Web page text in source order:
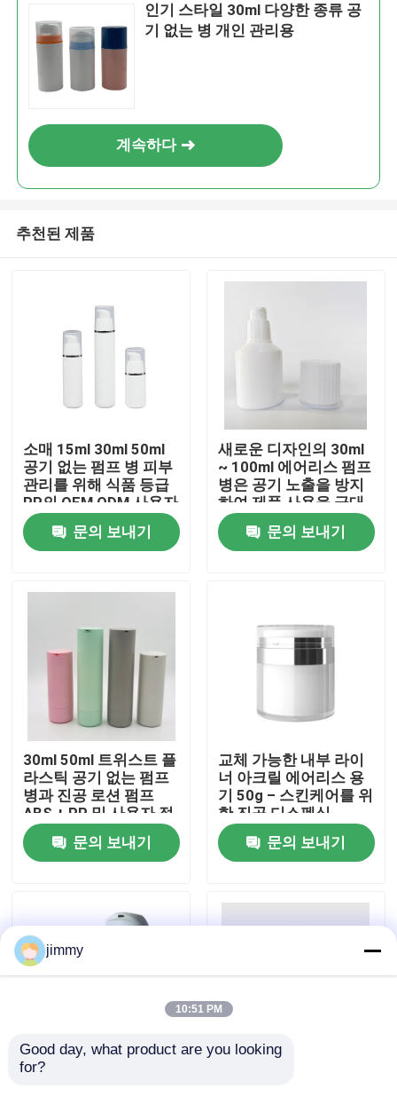
제품
동영상
우리에 대하여
공장 여행
연락주세요
경우
인기 스타일 30ml 다양한 종류 공
기 없는 병 개인 관리용
계속하다
추천된 제품
소매 15ml 30ml 50ml
공기 없는 펌프 병 피부
관리를 위해 식품 등급
PP의 OEM ODM 사용자
정의
문의 보내기
새로운 디자인의 30ml
~ 100ml 에어리스 펌프
병은 공기 노출을 방지
하여 제품 사용을 극대
화합니다 위생적이며
스킨케어를 위한 손가
락 오염이 없습니다
문의 보내기
30ml 50ml 트위스트 플
라스틱 공기 없는 펌프
병과 진공 로션 펌프
ABS + PP 및 사용자 정
의 색상
문의 보내기
교체 가능한 내부 라이
너 아크릴 에어리스 용
기 50g – 스킨케어를 위
한 진공 디스펜싱
문의 보내기
피부 관리 및 화장품용
jimmy
10:51 PM
Good day, what product are you looking
for?